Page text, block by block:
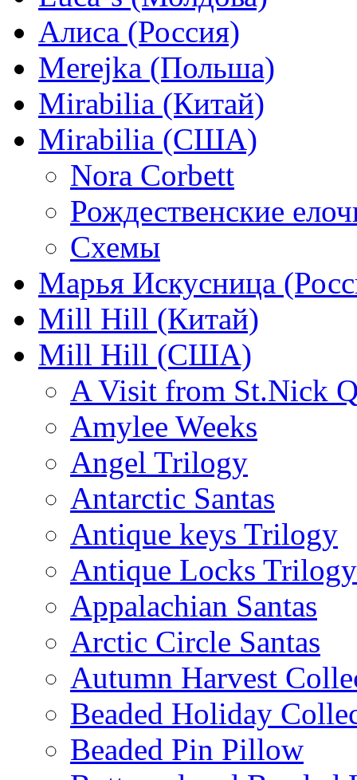
Алиса (Россия)
Merejka (Польша)
Mirabilia (Китай)
Mirabilia (США)
Nora Corbett
Рождественские
Схемы
Марья Искусница
Mill Hill (Китай)
Mill Hill (США)
A Visit from St.Nick
Amylee Weeks
Angel Trilogy
Antarctic Santas
Antique keys Trilogy
Antique Locks Trilogy
Appalachian Santas
Arctic Circle Santas
Autumn Harvest
Beaded Holiday
Beaded Pin Pillow